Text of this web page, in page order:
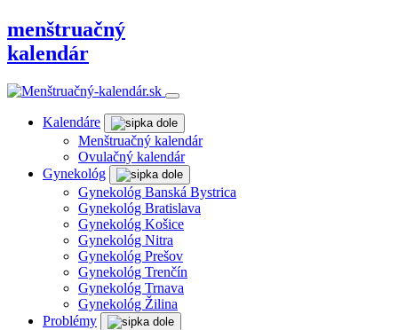
menštruačný
kalendár
Kalendáre
Menštruačný kalendár
Ovulačný kalendár
Gynekológ
Gynekológ Banská Bystrica
Gynekológ Bratislava
Gynekológ Košice
Gynekológ Nitra
Gynekológ Prešov
Gynekológ Trenčín
Gynekológ Trnava
Gynekológ Žilina
Problémy